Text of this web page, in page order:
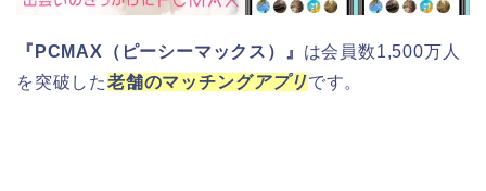
『PCMAX（ピーシーマックス）』 は会員数1,500万人
を突破した老舗のマッチングアプリです。